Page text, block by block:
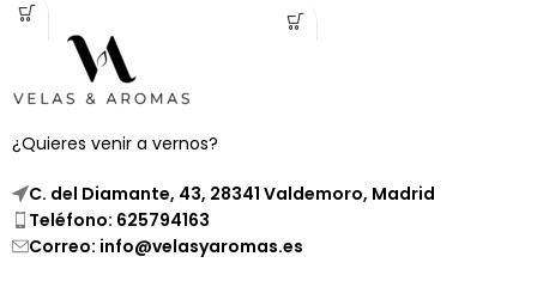
mantener la llama encendida
en tus relaciones.
¿Quieres venir a vernos?
C. del Diamante, 43, 28341 Valdemoro, Madrid
Teléfono: 625794163
Correo: info@velasyaromas.es